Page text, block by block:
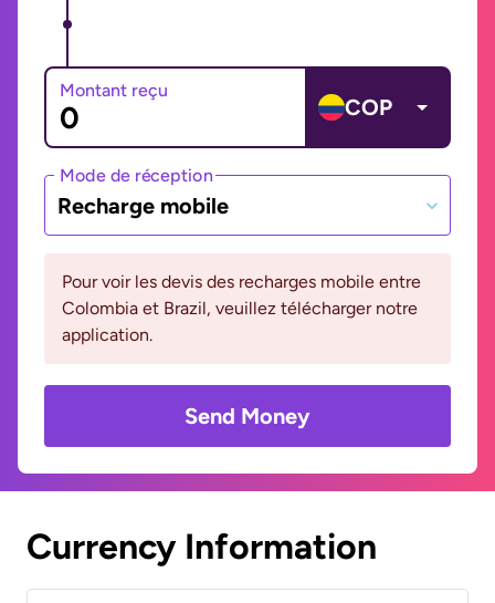
Montant reçu
COP
Mode de réception
Recharge mobile
Pour voir les devis des recharges mobile entre
Colombia et Brazil, veuillez télécharger notre
application.
Send Money
Currency Information